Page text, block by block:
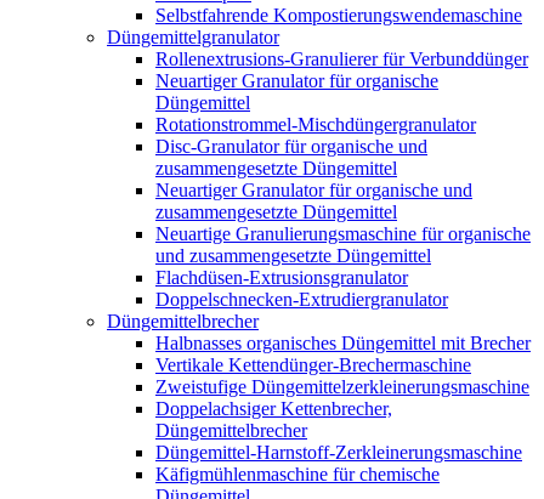
Selbstfahrende Kompostierungswendemaschine
Düngemittelgranulator
Rollenextrusions-Granulierer für Verbunddünger
Neuartiger Granulator für organische
Düngemittel
Rotationstrommel-Mischdüngergranulator
Disc-Granulator für organische und
zusammengesetzte Düngemittel
Neuartiger Granulator für organische und
zusammengesetzte Düngemittel
Neuartige Granulierungsmaschine für organische
und zusammengesetzte Düngemittel
Flachdüsen-Extrusionsgranulator
Doppelschnecken-Extrudiergranulator
Düngemittelbrecher
Halbnasses organisches Düngemittel mit Brecher
Vertikale Kettendünger-Brechermaschine
Zweistufige Düngemittelzerkleinerungsmaschine
Doppelachsiger Kettenbrecher,
Düngemittelbrecher
Düngemittel-Harnstoff-Zerkleinerungsmaschine
Käfigmühlenmaschine für chemische